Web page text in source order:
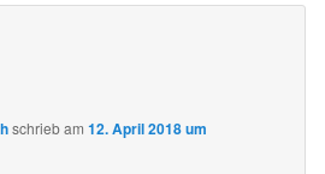
schriebam12. April 2018 um